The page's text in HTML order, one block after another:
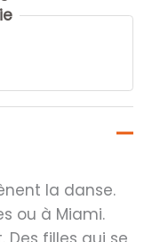
la danse.
ou à Miami.